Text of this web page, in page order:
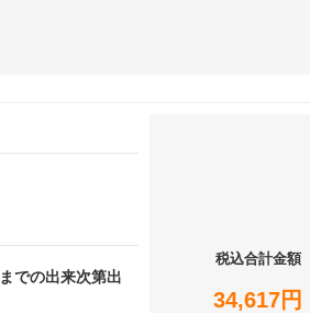
までの出来次第出
税込合計金額
34,617円